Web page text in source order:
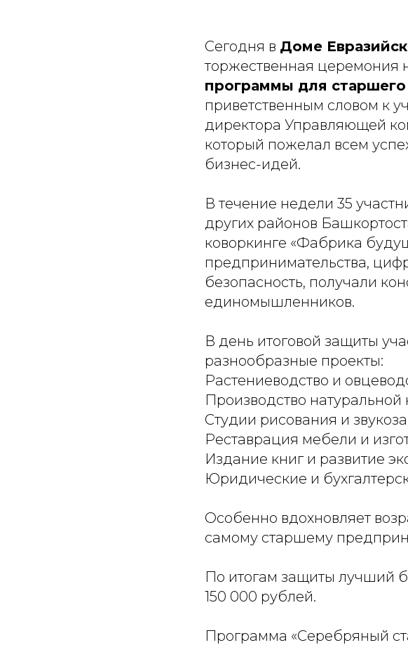
Сегодня в Доме
торжественная церемония
программы для
приветственным словом к
директора Управляющей
который пожелал всем
бизнес-идей.
В течение недели 35
других районов
коворкинге «Фабрика
предпринимательства,
безопасность, получали
единомышленников.
В день итоговой защиты
разнообразные проекты:
Растениеводство и
Производство
Студии рисования и
Реставрация мебели и
Издание книг и развитие
Юридические и
Особенно вдохновляет
самому старшему
По итогам защиты лучший
150 000 рублей.
Программа «Серебряный